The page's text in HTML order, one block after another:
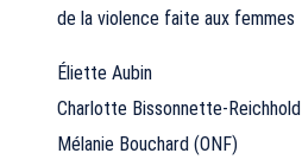
de la violence faite aux femmes
Éliette Aubin
Charlotte Bissonnette-Reichhold
Mélanie Bouchard (ONF)